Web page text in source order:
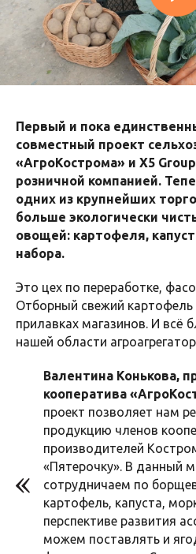
Первый и пока
совместный проект
«АгроКострома» и X5
розничной компанией.
одних из крупнейших
больше экологически
овощей: картофеля,
набора.
Это цех по переработке,
Отборный свежий картофель
прилавках магазинов. И всё
нашей области
Валентина Конькова,
кооператива
проект позволяет нам
продукцию членов
производителей
«Пятерочку». В данный
сотрудничаем по
картофель, капуста,
перспективе развития
можем поставлять и